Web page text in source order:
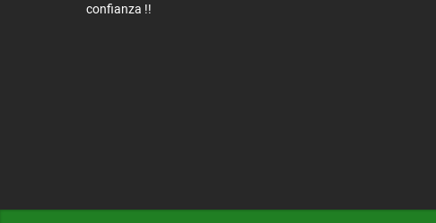
confianza !!